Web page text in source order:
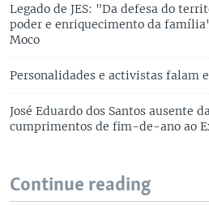
Legado de JES: "Da defesa do
poder e enriquecimento da
Moco
Personalidades e activistas falam
José Eduardo dos Santos ausente
cumprimentos de fim-de-ano ao
Continue reading